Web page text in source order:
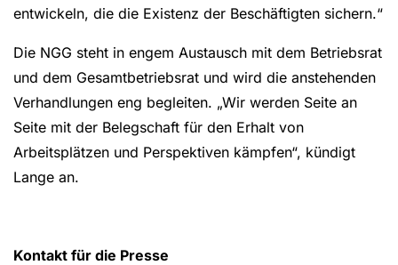
entwickeln, die die Existenz der Beschäftigten sichern.“
Die NGG steht in engem Austausch mit dem Betriebsrat
und dem Gesamtbetriebsrat und wird die anstehenden
Verhandlungen eng begleiten. „Wir werden Seite an
Seite mit der Belegschaft für den Erhalt von
Arbeitsplätzen und Perspektiven kämpfen“, kündigt
Lange an.
Kontakt für die Presse